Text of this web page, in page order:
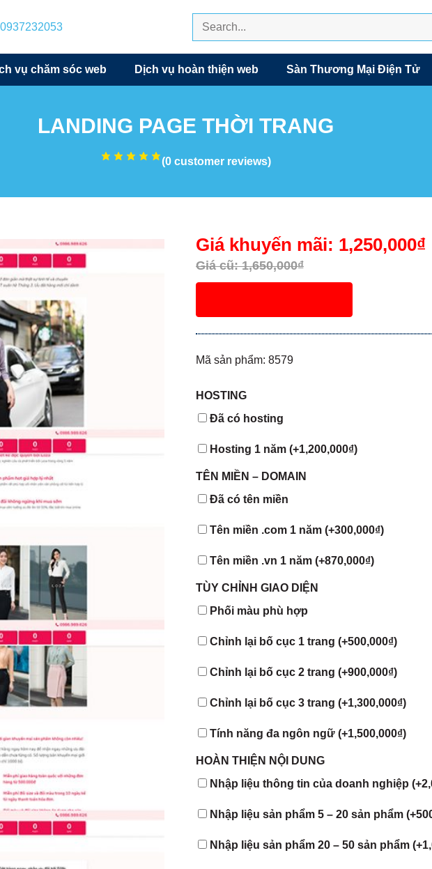
vụ chăm sóc web Dịch vụ hoàn thiện web Sàn Thương Mại Điện Tử
LANDING PAGE THỜI TRANG
(0customer reviews)
Giá khuyến mãi: 1,250,000₫
Giá cũ:1,650,000₫
Mã sản phẩm: 8579
HOSTING
Đã có hosting
Hosting 1 năm (+1,200,000₫)
TÊN MIỀN – DOMAIN
Đã có tên miền
Tên miền .com 1 năm (+300,000₫)
Tên miền .vn 1 năm (+870,000₫)
TÙY CHỈNH GIAO DIỆN
Phối màu phù hợp
Chỉnh lại bố cục 1 trang (+500,000₫)
Chỉnh lại bố cục 2 trang (+900,000₫)
Chỉnh lại bố cục 3 trang (+1,300,000₫)
Tính năng đa ngôn ngữ (+1,500,000₫)
HOÀN THIỆN NỘI DUNG
Nhập liệu thông tin của doanh nghiệp (+
Nhập liệu sản phẩm 5 – 20 sản phẩm (+
Nhập liệu sản phẩm 20 – 50 sản phẩm (+